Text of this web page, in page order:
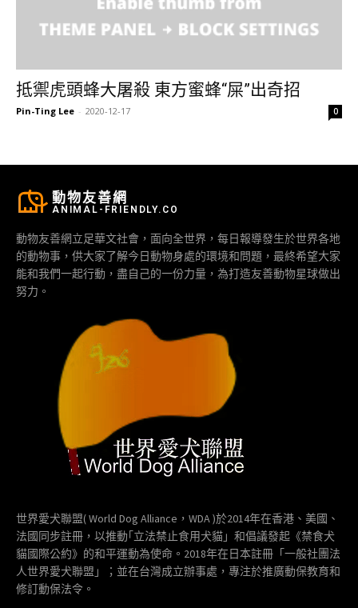
抵禦虎頭蜂大屠殺 東方蜜蜂“屎”出奇招
Pin-Ting Lee - 2020-12-17 0
動物友善網
ANIMAL-FRIENDLY.CO
動物友善網立足華文社會，面向全世界，每日報導發生於世界各地
的動物事，供大家了解今日動物身處的環境和問題，最終希望大家
能和我們一起行動，盡自己的一份力量，為打造友善動物星球做出
努力。
世界愛犬聯盟( World Dog Alliance，WDA )於2014年在香港、美國、
法國同步註冊，以推動｢立法禁止食用犬貓」和倡議發起《禁食犬
貓國際公約》的和平運動為使命。2018年在日本註冊「一般社團法
人世界愛犬聯盟」；並在台灣成立辦事處，專注於推廣動保教育和
修訂動保法令。